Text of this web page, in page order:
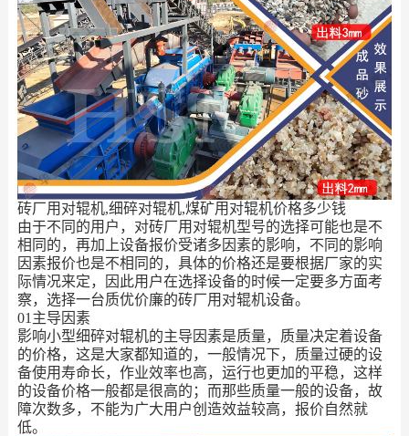
砖厂用对辊机,细碎对辊机,煤矿用对辊机价格多少钱
由于不同的用户，对砖厂用对辊机型号的选择可能也是不
相同的，再加上设备报价受诸多因素的影响，不同的影响
因素报价也是不相同的，具体的价格还是要根据厂家的实
际情况来定，因此用户在选择设备的时候一定要多方面考
察，选择一台质优价廉的砖厂用对辊机设备。
01主导因素
影响小型细碎对辊机的主导因素是质量，质量决定着设备
的价格，这是大家都知道的，一般情况下，质量过硬的设
备使用寿命长，作业效率也高，运行也更加的平稳，这样
的设备价格一般都是很高的；而那些质量一般的设备，故
障次数多，不能为广大用户创造效益较高，报价自然就
低。